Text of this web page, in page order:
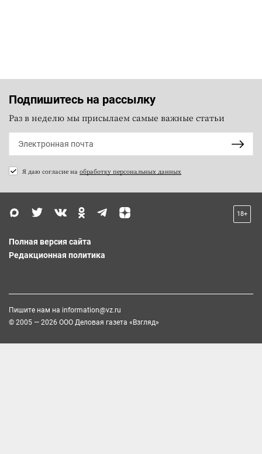
Подпишитесь на рассылку
Раз в неделю мы присылаем самые важные статьи
Я даю согласие на обработку персональных данных
18+
Полная версия сайта
Редакционная политика
Пишите нам на information@vz.ru
© 2005 — 2026 ООО Деловая газета «Взгляд»